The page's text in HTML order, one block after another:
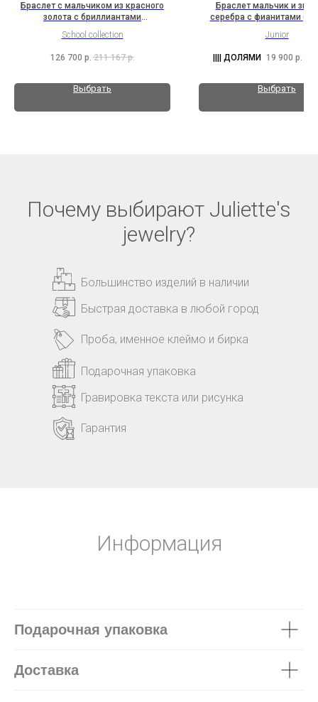
Браслет с мальчиком из красного
золота с бриллиантами
(2H3B13K2Rh1b)
School collection
126 700 р. 211 167 р.
Выбрать
Браслет мальчик и
серебра с фианитами
Junior
19 900 р.
Выбрать
Почему выбирают Juliette's
jewelry?
Большинство изделий в наличии
Быстрая доставка в любой город
Подарочная упаковка
Гравировка текста или рисунка
Проба, именное клеймо и бирка
Гарантия
Информация
Подарочная упаковка
Доставка